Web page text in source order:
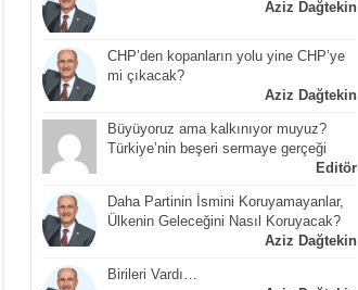
Aziz Dağtekin
CHP’den kopanların yolu yine CHP’ye
mi çıkacak?
Aziz Dağtekin
Büyüyoruz ama kalkınıyor muyuz?
Türkiye’nin beşeri sermaye gerçeği
Editör
Daha Partinin İsmini Koruyamayanlar,
Ülkenin Geleceğini Nasıl Koruyacak?
Aziz Dağtekin
Birileri Vardı…